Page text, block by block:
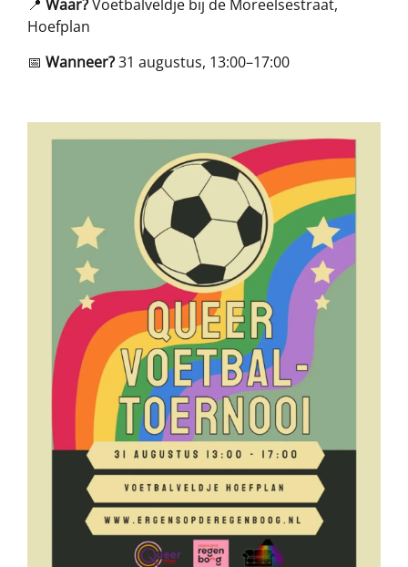
📍 Waar?Voetbalveldje bij de Moreelsestraat,
Hoefplan
📅 Wanneer?31 augustus, 13:00–17:00